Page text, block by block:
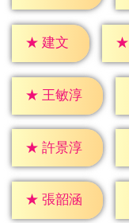
★ 建文 ★
★ 王敏淳
★ 許景淳
★ 張韶涵